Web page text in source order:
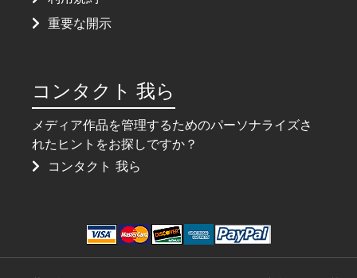
重要な開示
コンタクト 我ら
メディア作品を管理するためのパーソナライズさ
れたヒントをお探しですか？
コンタクト 我ら